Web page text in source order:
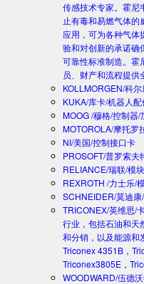
传感技术专家。霍尼
止有毒和易燃气体
应用，可为各种气体
验和对创新的承诺确
可靠性标准制造。霍
员、财产和流程提供
KOLLMORGEN/科尔
KUKA/库卡/机器人配
MOOG /穆格/控制器/
MOTOROLA/摩托罗
NI/美国/控制接口卡
PROSOFT/普罗索夫
RELIANCE/瑞联/模块
REXROTH /力士乐/
SCHNEIDER/莫迪康
TRICONEX/英维思/
行业，包括石油和天
和分销，以及能源和
Triconex 4351B，
Triconex3805E，
WOODWARD/伍德